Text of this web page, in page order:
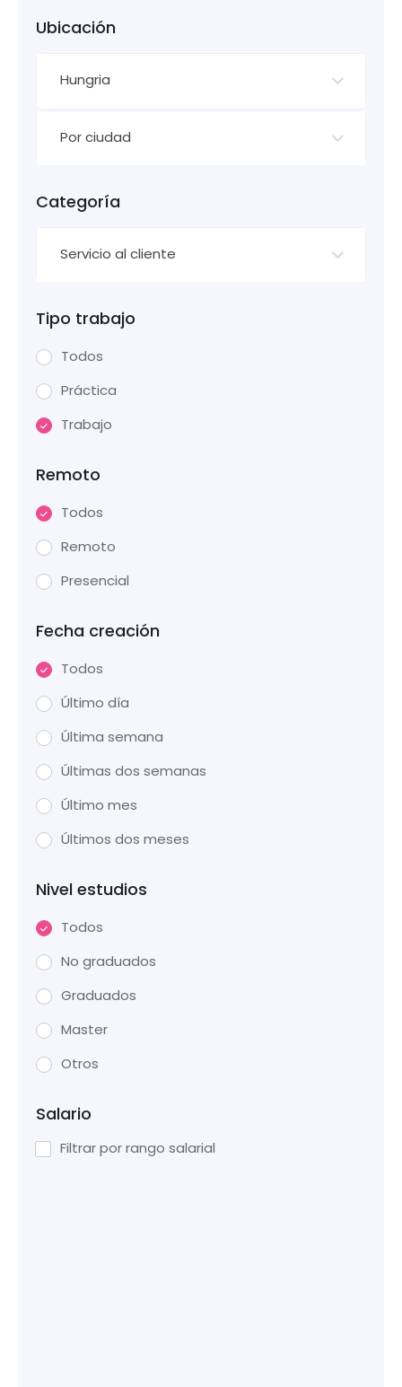
Ubicación
Hungria
Por ciudad
Categoría
Servicio al cliente
Tipo trabajo
Todos
Práctica
Trabajo
Remoto
Todos
Remoto
Presencial
Fecha creación
Todos
Último día
Última semana
Últimas dos semanas
Último mes
Últimos dos meses
Nivel estudios
Todos
No graduados
Graduados
Master
Otros
Salario
Filtrar por rango salarial